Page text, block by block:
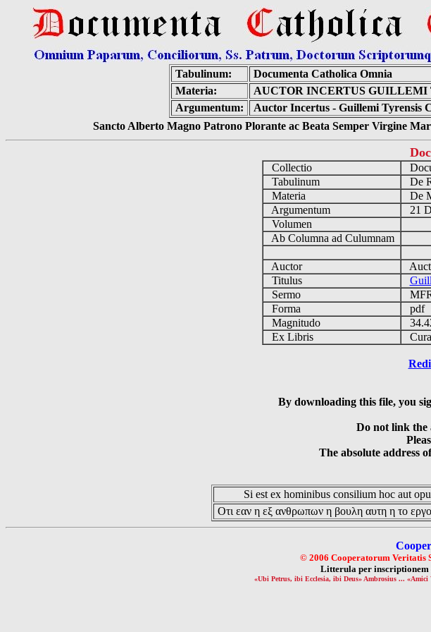
Tabulinum:
Documenta Catholica Omnia
Materia:
AUCTOR INCERTUS
Argumentum:
Auctor Incertus - Guillemi Tyrensis
Sancto Alberto Magno Patrono Plorante ac Beata Semper Virgine
Collectio
Tabulinum
De
Materia
De
Argumentum
21
Volumen
Ab Columna ad Culumnam
Auctor
Titulus
Sermo
Forma
pdf
Magnitudo
Ex Libris
By downloading this file, you
Do not link the
The absolute address
Si est ex hominibus consilium hoc aut
Οτι εαν η εξ ανθρωπων η βουλη αυτη η το
© 2006 Cooperatorum Veritatis
Litterula per
«Ubi Petrus, ibi Ecclesia, ibi Deus» Ambrosius ...